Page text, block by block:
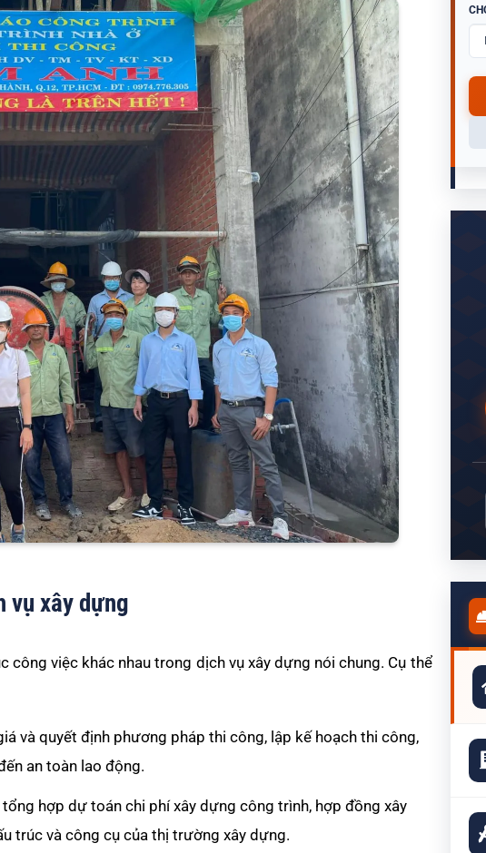
vụ xây dựng
việc khác nhau trong dịch vụ xây dựng nói chung. Cụ thể
và quyết định phương pháp thi công, lập kế hoạch thi công,
an toàn lao động.
tổng hợp dự toán chi phí xây dựng công trình, hợp đồng xây
trúc và công cụ của thị trường xây dựng.